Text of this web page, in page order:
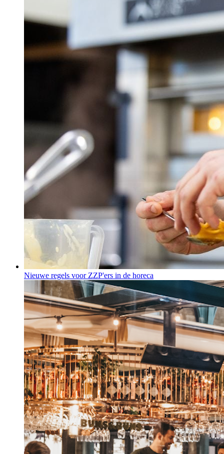
Nieuwe regels voor ZZP'ers in de horeca